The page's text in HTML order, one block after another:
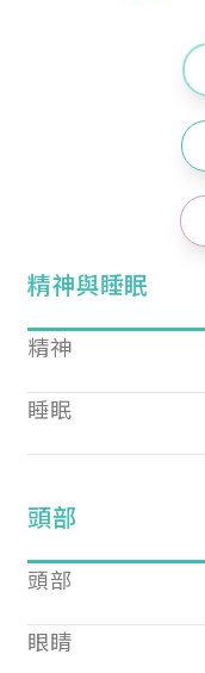
精神與睡眠
精神
睡眠
頭部
頭部
眼睛